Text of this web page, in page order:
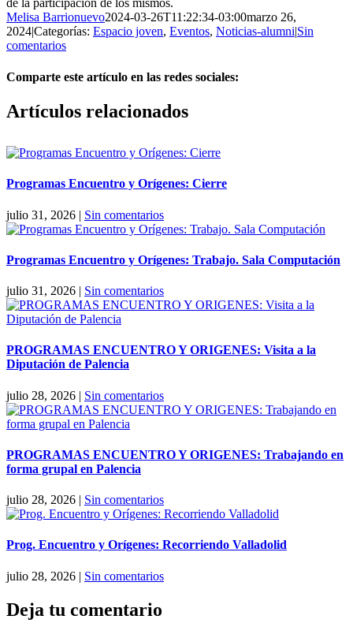
de la participación de los mismos.
Melisa Barrionuevo2024-03-26T11:22:34-03:00marzo 26,
2024|Categorías: Espacio joven, Eventos, Noticias-alumni|Sin
comentarios
Comparte este artículo en las redes sociales:
Facebook
X
Reddit
LinkedIn
Pinterest
Vk
Artículos relacionados
Programas Encuentro y Orígenes: Cierre
julio 31, 2026 | Sin comentarios
Programas Encuentro y Orígenes: Trabajo. Sala Computación
julio 31, 2026 | Sin comentarios
PROGRAMAS ENCUENTRO Y ORIGENES: Visita a la
Diputación de Palencia
julio 28, 2026 | Sin comentarios
PROGRAMAS ENCUENTRO Y ORIGENES: Trabajando en
forma grupal en Palencia
julio 28, 2026 | Sin comentarios
Prog. Encuentro y Orígenes: Recorriendo Valladolid
julio 28, 2026 | Sin comentarios
Deja tu comentario